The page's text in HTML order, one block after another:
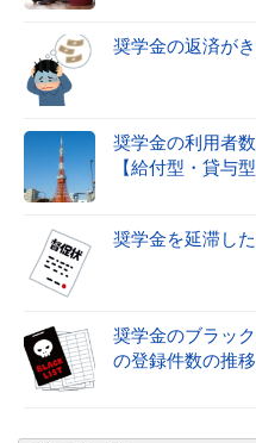
奨学金の返済が
奨学金の利用者
【給付型・貸与型
奨学金を延滞し
奨学金のブラッ
の登録件数の推移